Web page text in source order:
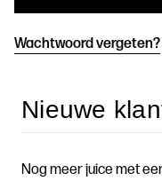
Wachtwoord vergeten?
Nieuwe
Nog meer juice met